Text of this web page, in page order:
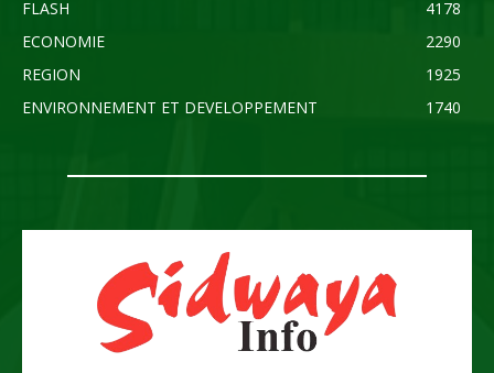
FLASH
4178
ECONOMIE
2290
REGION
1925
ENVIRONNEMENT ET DEVELOPPEMENT
1740